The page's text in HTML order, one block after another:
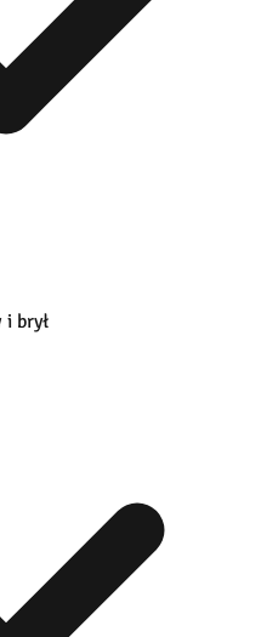
brył